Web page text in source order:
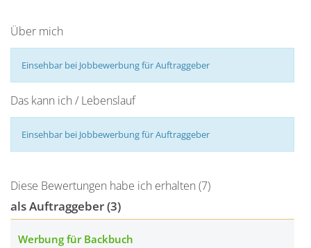
Über mich
Einsehbar bei Jobbewerbung für Auftraggeber
Das kann ich / Lebenslauf
Einsehbar bei Jobbewerbung für Auftraggeber
Diese Bewertungen habe ich erhalten (7)
als Auftraggeber (3)
Werbung für Backbuch